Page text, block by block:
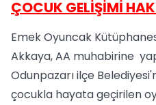
ÇOCUK GELİŞİMİ
Emek Oyuncak
Akkaya, AA muhabirine
Odunpazarı ilçe
çocukla hayata geçirilen